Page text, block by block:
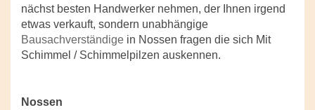
nächst besten Handwerker nehmen, der Ihnen irgend
etwas verkauft, sondern unabhängige
Bausachverständige in Nossen fragen die sich Mit
Schimmel / Schimmelpilzen auskennen.
Nossen